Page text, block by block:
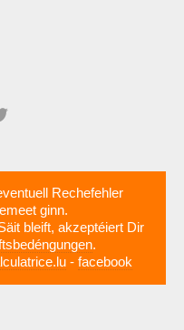
Rechefehler
ginn.
bleift, akzeptéiert Dir
.
- facebook